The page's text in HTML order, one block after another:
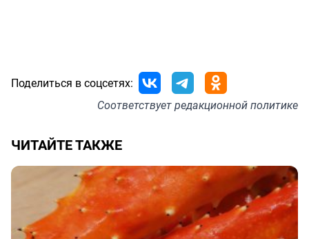
Поделиться в соцсетях:
Соответствуетредакционной политике
ЧИТАЙТЕ ТАКЖЕ